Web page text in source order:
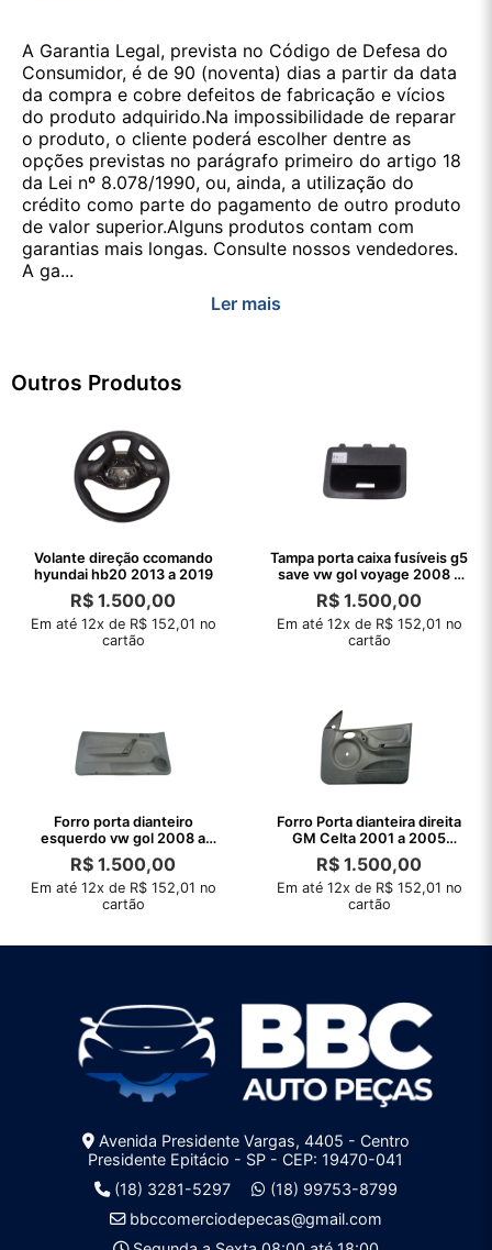
A Garantia Legal, prevista no Código de Defesa do
Consumidor, é de 90 (noventa) dias a partir da data
da compra e cobre defeitos de fabricação e vícios
do produto adquirido.Na impossibilidade de reparar
o produto, o cliente poderá escolher dentre as
opções previstas no parágrafo primeiro do artigo 18
da Lei nº 8.078/1990, ou, ainda, a utilização do
crédito como parte do pagamento de outro produto
de valor superior.Alguns produtos contam com
garantias mais longas. Consulte nossos vendedores.
A ga...
Ler mais
Outros Produtos
Volante direção ccomando
hyundai hb20 2013 a 2019
R$ 1.500,00
Em até 12x de R$ 152,01 no
cartão
Tampa porta caixa fusíveis g5
save vw gol voyage 2008 a
2008
R$ 1.500,00
Em até 12x de R$ 152,01 no
cartão
Forro porta dianteiro
esquerdo vw gol 2008 a
2010 original
R$ 1.500,00
Em até 12x de R$ 152,01 no
cartão
Forro Porta dianteira direita
GM Celta 2001 a 2005
original
R$ 1.500,00
Em até 12x de R$ 152,01 no
cartão
Avenida Presidente Vargas, 4405 - Centro
Presidente Epitácio - SP - CEP: 19470-041
(18) 3281-5297
(18) 99753-8799
bbccomerciodepecas@gmail.com